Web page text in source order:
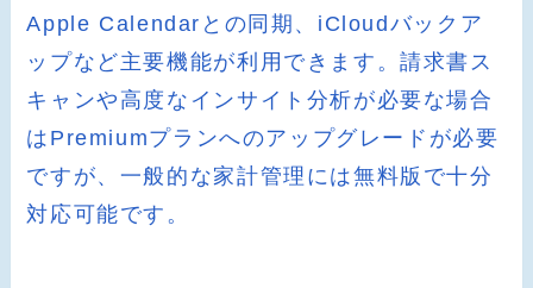
Apple Calendarとの同期、iCloudバックア
ップなど主要機能が利用できます。請求書ス
キャンや高度なインサイト分析が必要な場合
はPremiumプランへのアップグレードが必要
ですが、一般的な家計管理には無料版で十分
対応可能です。